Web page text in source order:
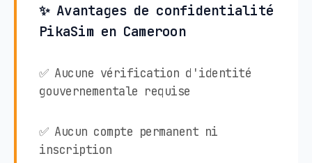
✨ Avantages de confidentialité
PikaSim en Cameroon
✅ Aucune vérification d'identité
gouvernementale requise
✅ Aucun compte permanent ni
inscription